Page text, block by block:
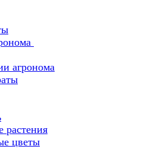
агронома
растения
цветы